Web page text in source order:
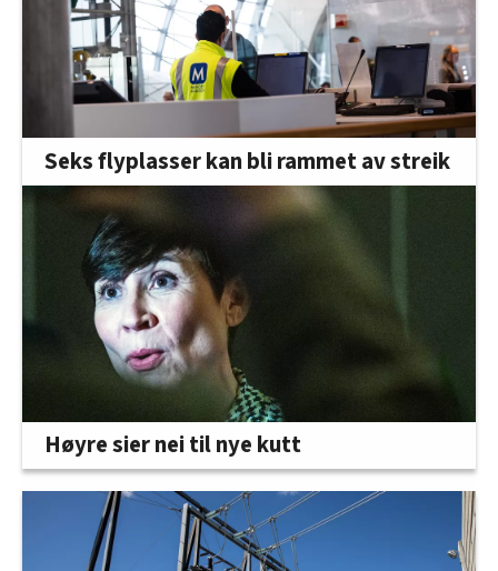
Seks flyplasser kan bli rammet av streik
Høyre sier nei til nye kutt